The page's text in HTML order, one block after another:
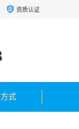
资质认证
式